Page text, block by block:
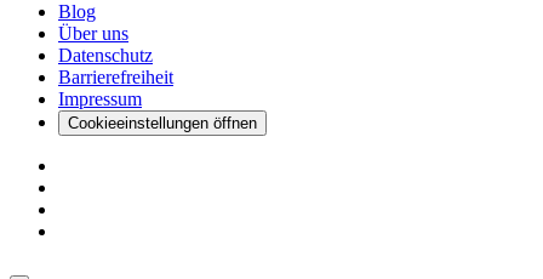
Blog
Über uns
Datenschutz
Barrierefreiheit
Impressum
Cookieeinstellungen öffnen